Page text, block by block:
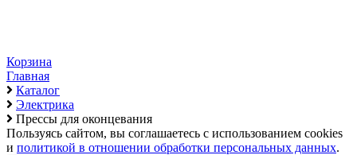
Корзина
Главная
Каталог
Электрика
Прессы для оконцевания
Пользуясь сайтом, вы соглашаетесь с использованием cookies
и политикой в отношении обработки персональных данных.